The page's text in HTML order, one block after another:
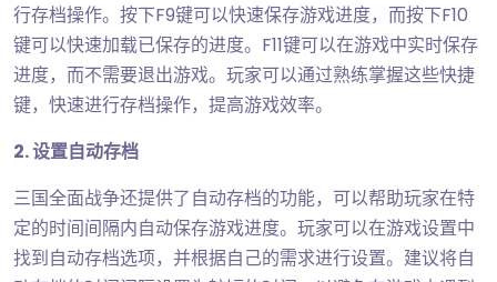
行存档操作。按下F9键可以快速保存游戏进度，而按下F10
键可以快速加载已保存的进度。F11键可以在游戏中实时保存
进度，而不需要退出游戏。玩家可以通过熟练掌握这些快捷
键，快速进行存档操作，提高游戏效率。
2. 设置自动存档
三国全面战争还提供了自动存档的功能，可以帮助玩家在特
定的时间间隔内自动保存游戏进度。玩家可以在游戏设置中
找到自动存档选项，并根据自己的需求进行设置。建议将自